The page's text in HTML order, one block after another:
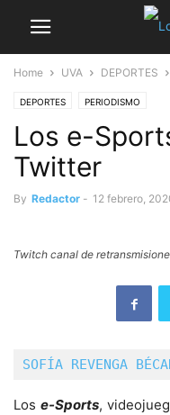
Home UVA DEPORTES
DEPORTES PERIODISMO
Los e-
Twitter
By Redactor - 12 febrero,
Twitch canal de
SOFÍA REVENGA
Los e-Sports,